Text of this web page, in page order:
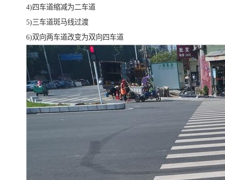
4)四车道缩减为二车道
5)三车道斑马线过渡
6)双向两车道改变为双向四车道